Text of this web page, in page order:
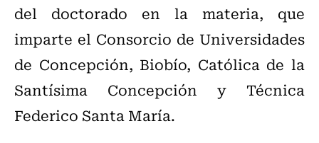
del doctorado en la materia, que
imparte el Consorcio de Universidades
de Concepción, Biobío, Católica de la
Santísima Concepción y Técnica
Federico Santa María.